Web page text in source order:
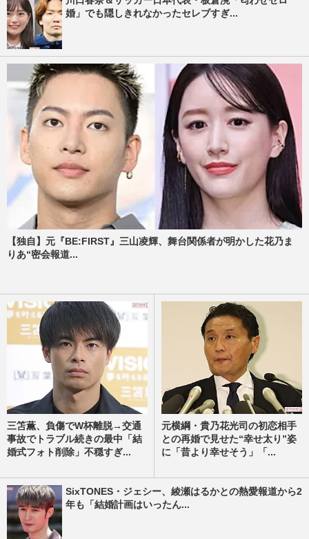
婚」でも隠しきれなかったセレブすぎ...
【独自】元『BE:FIRST』三山凌輝、舞台関係者が明かした花乃ま
りあ“密会報道...
三笘薫、負傷でW杯離脱→交通
事故でトラブル続きの最中「結
婚式フォト削除」不穏すぎ...
元横綱・貴乃花光司の初恋相手
との再婚で見せた“幸せ太り”姿
に「昔より幸せそう」「...
SixTONES・ジェシー、綾瀬はるかとの熱愛報道から2
年も「結婚計画はいったん...